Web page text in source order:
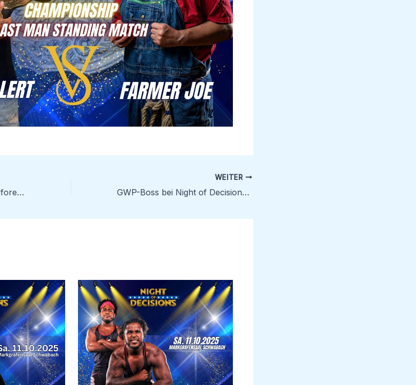
Highflyer LSG bei „Brawl Before Xmas“ – GWP verspricht spektakuläre Action
WEITER
GWP-Boss bei Night of Decisions vor Ort